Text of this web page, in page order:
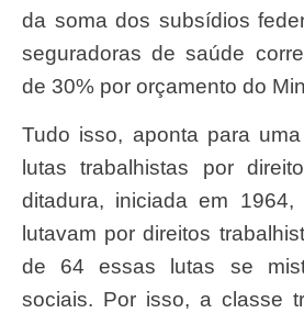
da soma dos subsídios
seguradoras de saúde
de 30% por orçamento do
Tudo isso, aponta para uma desativação das
lutas trabalhistas por
ditadura, iniciada em 1964,
lutavam por direitos
de 64 essas lutas se
sociais. Por isso, a classe